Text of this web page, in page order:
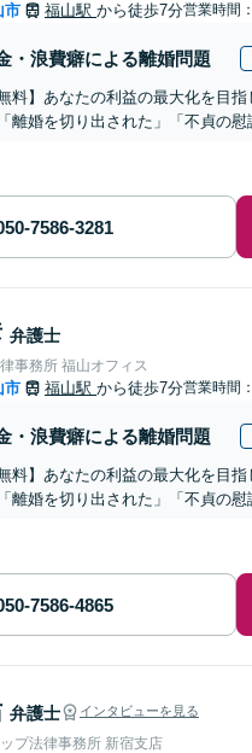
市 福山駅 から徒歩7分営業時間
・浪費癖による離婚問題
無料】あなたの利益の最大化を目
離婚を切り出された」「不貞の
弁護士
事務所 福山オフィス
市 福山駅 から徒歩7分営業時間
・浪費癖による離婚問題
無料】あなたの利益の最大化を目
離婚を切り出された」「不貞の
弁護士 インタビューを見る
プ法律事務所 新宿支店